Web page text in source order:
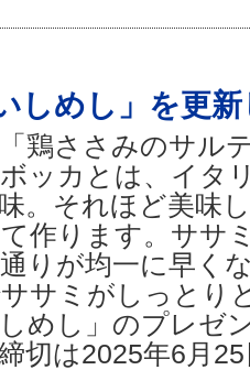
しめし」を更
鶏ささみのサル
ッカとは、イタ
。それほど美味
作ります。ササ
りが均一に早く
サミがしっとり
しめし」のプレゼ
切は2025年6月